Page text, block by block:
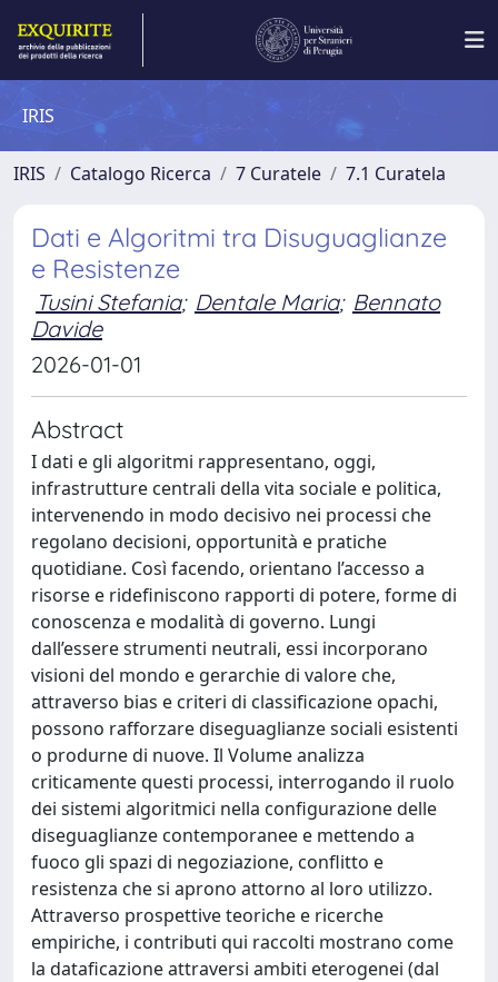
IRIS
IRIS Catalogo Ricerca 7 Curatele 7.1 Curatela
Dati e Algoritmi tra Disuguaglianze
e Resistenze
Tusini Stefania; Dentale Maria; Bennato
Davide
2026-01-01
Abstract
I dati e gli algoritmi rappresentano, oggi,
infrastrutture centrali della vita sociale e politica,
intervenendo in modo decisivo nei processi che
regolano decisioni, opportunità e pratiche
quotidiane. Così facendo, orientano l’accesso a
risorse e ridefiniscono rapporti di potere, forme di
conoscenza e modalità di governo. Lungi
dall’essere strumenti neutrali, essi incorporano
visioni del mondo e gerarchie di valore che,
attraverso bias e criteri di classificazione opachi,
possono rafforzare diseguaglianze sociali esistenti
o produrne di nuove. Il Volume analizza
criticamente questi processi, interrogando il ruolo
dei sistemi algoritmici nella configurazione delle
diseguaglianze contemporanee e mettendo a
fuoco gli spazi di negoziazione, conflitto e
resistenza che si aprono attorno al loro utilizzo.
Attraverso prospettive teoriche e ricerche
empiriche, i contributi qui raccolti mostrano come
la dataficazione attraversi ambiti eterogenei (dal